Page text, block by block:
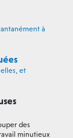
à
elles, et
des
minutieux